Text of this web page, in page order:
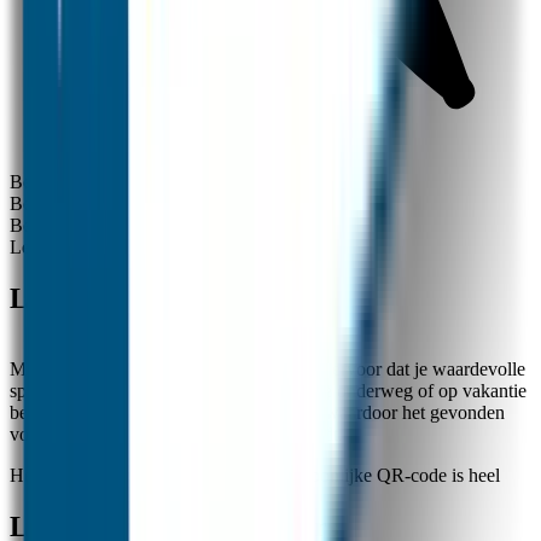
Beschrijving
Beschrijving
Beoordelingen
Levering
Lost & Found QR-stickers
Met de Lost & Found QR-stickers zorg je ervoor dat je waardevolle
spullen weer thuiskomen, zelfs wanneer je onderweg of op vakantie
bent. Je hebt direct contact met de vinder waardoor het gevonden
voorwerp weer snel de weg naar huis vindt.
Het activeren en claimen van jouw persoonlijke QR-code is heel
mobiele telefoon en voert je mailadres in, in het daarvoor bestemde
Lost & Found QR-stickers